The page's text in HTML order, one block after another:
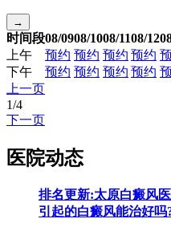
→
时间段08/0908/1008/1108/12
上午
预约 预约 预约 预约
下午
预约 预约 预约 预约
上一页
1/4
下一页
医院动态
排名更新:太原白癜风
引起的白癜风能治好吗